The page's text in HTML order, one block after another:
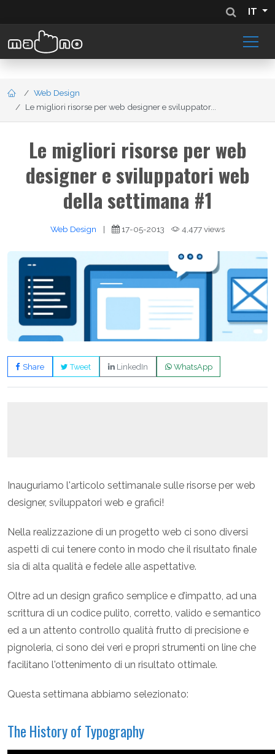
IT
Web Design
Le migliori risorse per web designer e sviluppator...
Le migliori risorse per web
designer e sviluppatori web
della settimana #1
Web Design | 17-05-2013 4,477 views
Share Tweet LinkedIn WhatsApp
Inauguriamo l'articolo settimanale sulle risorse per web
designer, sviluppatori web e grafici!
Nella realizzazione di un progetto web ci sono diversi
aspetti di cui tenere conto in modo che il risultato finale
sia di alta qualità e fedele alle aspettative.
Oltre ad un design grafico semplice e d’impatto, ad una
scrittura di un codice pulito, corretto, valido e semantico
ed a un attento controllo qualità frutto di precisione e
pignoleria, ci sono dei veri e propri strumenti on line che
facilitano l'ottenimento di un risultato ottimale.
Questa settimana abbiamo selezionato:
The History of Typography